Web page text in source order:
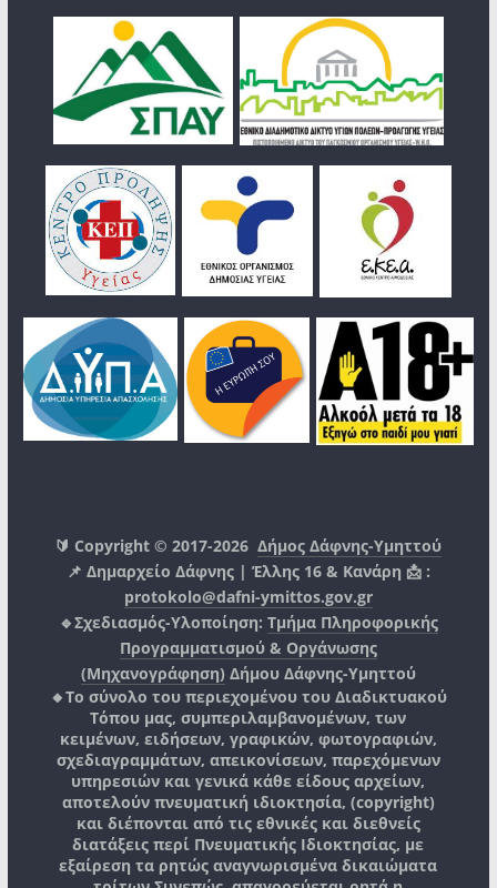
🔰 Copyright © 2017-2026Δήμος Δάφνης-Υμηττού
📌 Δημαρχείο Δάφνης | Έλλης 16 & Κανάρη 📩 :
protokolo@dafni-ymittos.gov.gr
🔹Σχεδιασμός-Υλοποίηση: Τμήμα Πληροφορικής
Προγραμματισμού & Οργάνωσης
(Μηχανογράφηση) Δήμου Δάφνης-Υμηττού
🔸Το σύνολο του περιεχομένου του Διαδικτυακού
Τόπου μας, συμπεριλαμβανομένων, των
κειμένων, ειδήσεων, γραφικών, φωτογραφιών,
σχεδιαγραμμάτων, απεικονίσεων, παρεχόμενων
υπηρεσιών και γενικά κάθε είδους αρχείων,
αποτελούν πνευματική ιδιοκτησία, (copyright)
και διέπονται από τις εθνικές και διεθνείς
διατάξεις περί Πνευματικής Ιδιοκτησίας, με
εξαίρεση τα ρητώς αναγνωρισμένα δικαιώματα